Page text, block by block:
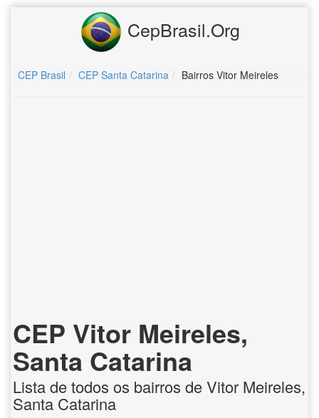
CepBrasil.Org
CEP Brasil CEP Santa Catarina Bairros Vitor Meireles
CEP Vitor Meireles,
Santa Catarina
Lista de todos os bairros de Vitor Meireles,
Santa Catarina